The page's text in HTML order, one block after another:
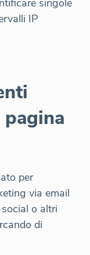
singole
IP
per
via email
o altri
di